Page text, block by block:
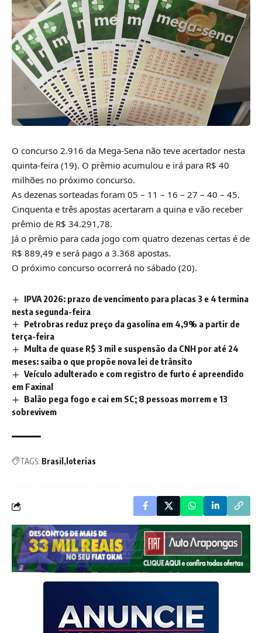
O concurso 2.916 da Mega-Sena não teve acertador nesta
quinta-feira (19). O prêmio acumulou e irá para R$ 40
milhões no próximo concurso.
As dezenas sorteadas foram 05 – 11 – 16 – 27 – 40 – 45.
Cinquenta e três apostas acertaram a quina e vão receber
prêmio de R$ 34.291,78.
Já o prêmio para cada jogo com quatro dezenas certas é de
R$ 889,49 e será pago a 3.368 apostas.
O próximo concurso ocorrerá no sábado (20).
IPVA 2026: prazo de vencimento para placas 3 e 4 termina
nesta segunda-feira
Petrobras reduz preço da gasolina em 4,9% a partir de
terça-feira
Multa de quase R$ 3 mil e suspensão da CNH por até 24
meses: saiba o que propõe nova lei de trânsito
Veículo adulterado e com registro de furto é apreendido
em Faxinal
Balão pega fogo e cai em SC; 8 pessoas morrem e 13
sobrevivem
TAGS: Brasil loterias